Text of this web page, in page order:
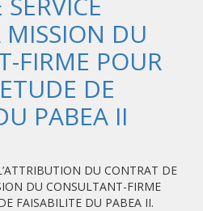
MISSION DU
FIRME POUR
DE
PABEA II
DU CONTRAT DE
DU CONSULTANT-FIRME
FAISABILITE DU PABEA II.